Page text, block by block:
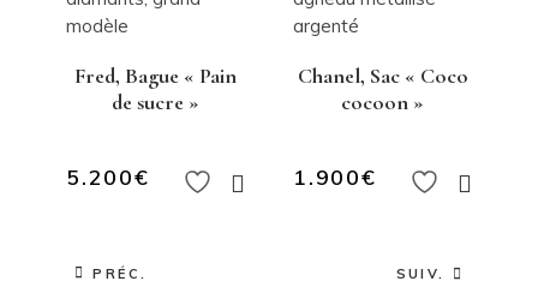
Fred, Bague « Pain
de sucre »
5.200€
Chanel, Sac « Coco
cocoon »
1.900€
PRÉC. SUIV.